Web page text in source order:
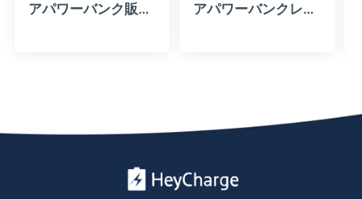
アパワーバンク販売
アパワーバンクレン